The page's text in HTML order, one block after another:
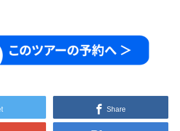
Share